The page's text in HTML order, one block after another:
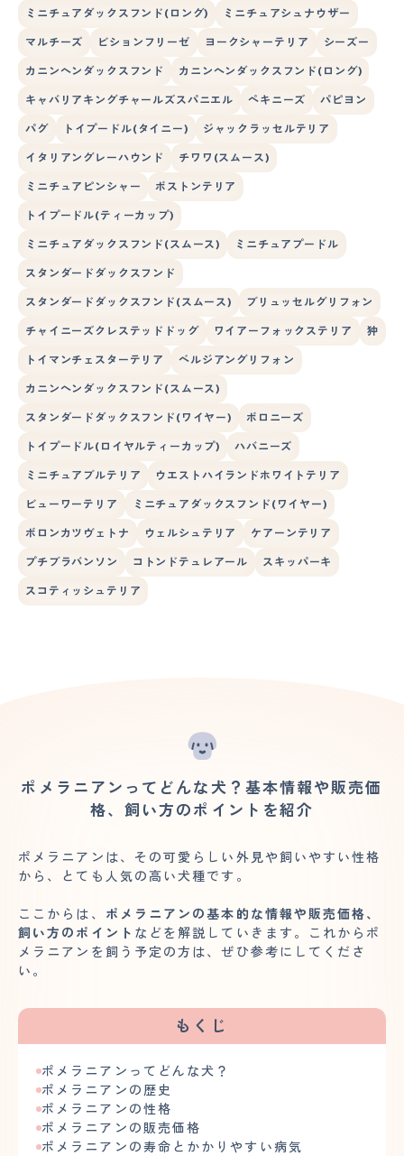
ミニチュアダックスフンド(ロング) ミニチュアシュナウザー
マルチーズ ビションフリーゼ ヨークシャーテリア シーズー
カニンヘンダックスフンド カニンヘンダックスフンド(ロング)
キャバリアキングチャールズスパニエル ペキニーズ パピヨン
パグ トイプードル(タイニー) ジャックラッセルテリア
イタリアングレーハウンド チワワ(スムース)
ミニチュアピンシャー ボストンテリア
トイプードル(ティーカップ)
ミニチュアダックスフンド(スムース) ミニチュアプードル
スタンダードダックスフンド
スタンダードダックスフンド(スムース) ブリュッセルグリフォン
チャイニーズクレステッドドッグ ワイアーフォックステリア 狆
トイマンチェスターテリア ベルジアングリフォン
カニンヘンダックスフンド(スムース)
スタンダードダックスフンド(ワイヤー) ボロニーズ
トイプードル(ロイヤルティーカップ) ハバニーズ
ミニチュアブルテリア ウエストハイランドホワイトテリア
ビューワーテリア ミニチュアダックスフンド(ワイヤー)
ボロンカツヴェトナ ウェルシュテリア ケアーンテリア
プチブラバンソン コトンドテュレアール スキッパーキ
スコティッシュテリア
ポメラニアンってどんな犬？基本情報や販売価
格、飼い方のポイントを紹介
ポメラニアンは、その可愛らしい外見や飼いやすい性格
から、とても人気の高い犬種です。
ここからは、 ポメラニアンの基本的な情報や販売価格、
飼い方のポイント などを解説していきます。これからポ
メラニアンを飼う予定の方は、ぜひ参考にしてくださ
い。
もくじ
ポメラニアンってどんな犬？
ポメラニアンの歴史
ポメラニアンの性格
ポメラニアンの販売価格
ポメラニアンの寿命とかかりやすい病気